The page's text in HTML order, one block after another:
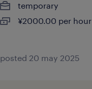
temporary
¥2000.00 per hour
posted 20 may 2025